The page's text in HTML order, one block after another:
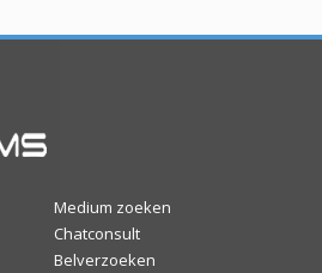
Medium zoeken
Chatconsult
Belverzoeken